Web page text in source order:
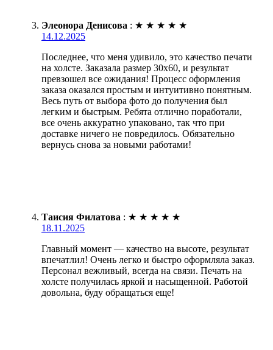
Элеонора Денисова : ★ ★ ★ ★ ★
14.12.2025
Последнее, что меня удивило, это качество печати
на холсте. Заказала размер 30х60, и результат
превзошел все ожидания! Процесс оформления
заказа оказался простым и интуитивно понятным.
Весь путь от выбора фото до получения был
легким и быстрым. Ребята отлично поработали,
все очень аккуратно упаковано, так что при
доставке ничего не повредилось. Обязательно
вернусь снова за новыми работами!
Таисия Филатова : ★ ★ ★ ★ ★
18.11.2025
Главный момент — качество на высоте, результат
впечатлил! Очень легко и быстро оформляла заказ.
Персонал вежливый, всегда на связи. Печать на
холсте получилась яркой и насыщенной. Работой
довольна, буду обращаться еще!